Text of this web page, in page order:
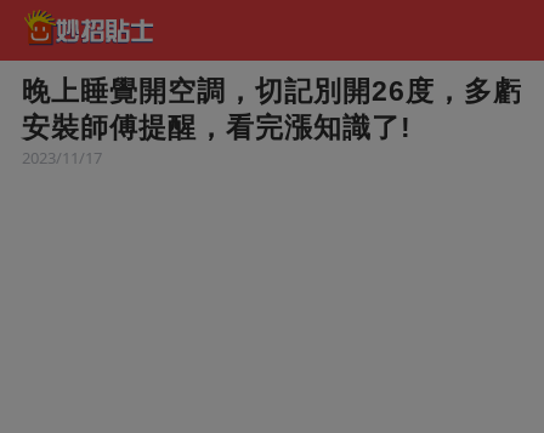
晚上睡覺開空調，切記別開26度，多虧
安裝師傅提醒，看完漲知識了!
2023/11/17